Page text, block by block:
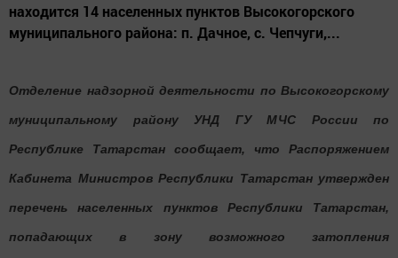
находится 14 населенных пунктов Высокогорского
муниципального района: п. Дачное, с. Чепчуги,...
Отделение надзорной деятельности по Высокогорскому
муниципальному району УНД ГУ МЧС России по
Республике Татарстан сообщает, что Распоряжением
Кабинета Министров Республики Татарстан утвержден
перечень населенных пунктов Республики Татарстан,
попадающих в зону возможного затопления